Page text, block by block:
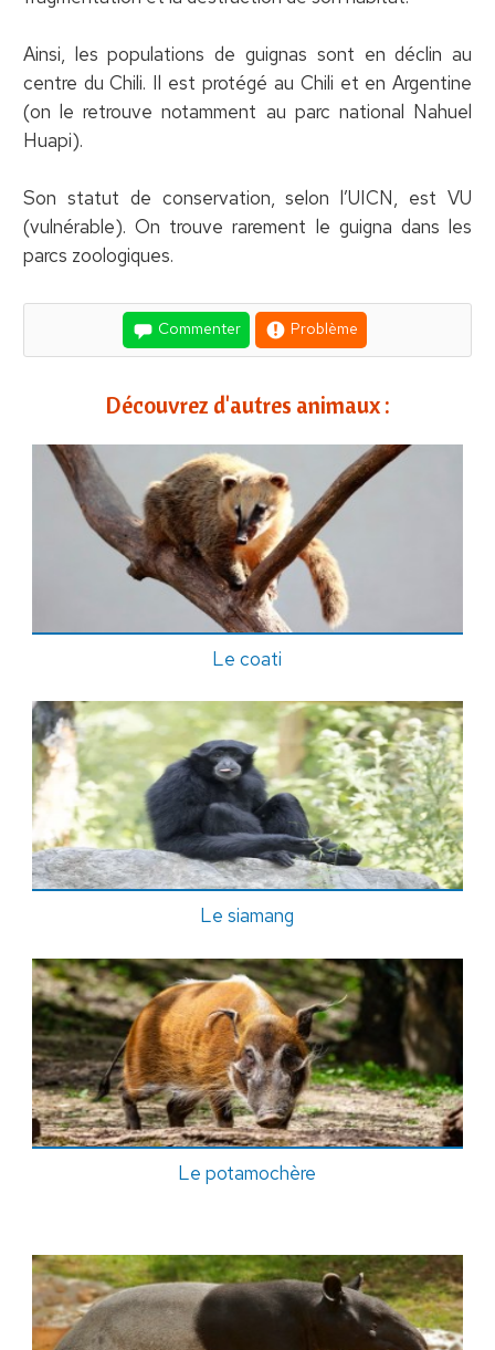
Ainsi, les populations de guignas sont en déclin au
centre du Chili. Il est protégé au Chili et en Argentine
(on le retrouve notamment au parc national Nahuel
Huapi).
Son statut de conservation, selon l’UICN, est VU
(vulnérable). On trouve rarement le guigna dans les
parcs zoologiques.
Commenter Problème
Découvrez d'autres animaux :
Le coati
Le siamang
Le potamochère